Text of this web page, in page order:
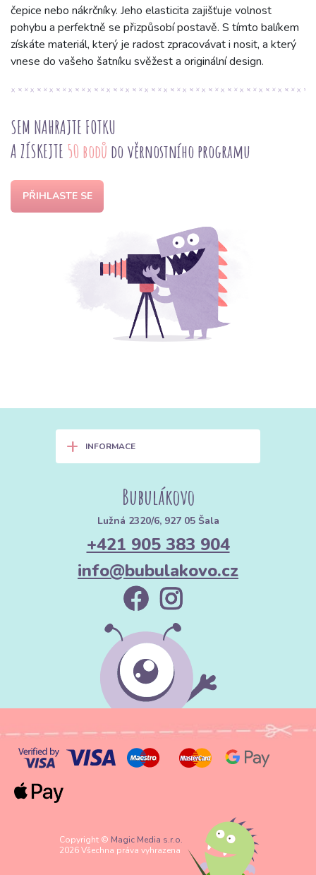
čepice nebo nákrčníky. Jeho elasticita zajišťuje volnost
pohybu a perfektně se přizpůsobí postavě. S tímto balíkem
získáte materiál, který je radost zpracovávat i nosit, a který
vnese do vašeho šatníku svěžest a originální design.
SEM NAHRAJTE FOTKU
A ZÍSKEJTE 50 bodů do věrnostního programu
PŘIHLASTE SE
+ INFORMACE
Bubulákovo
Lužná 2320/6, 927 05 Šala
+421 905 383 904
info@bubulakovo.cz
Copyright © Magic Media s.r.o.
2026 Všechna práva vyhrazena